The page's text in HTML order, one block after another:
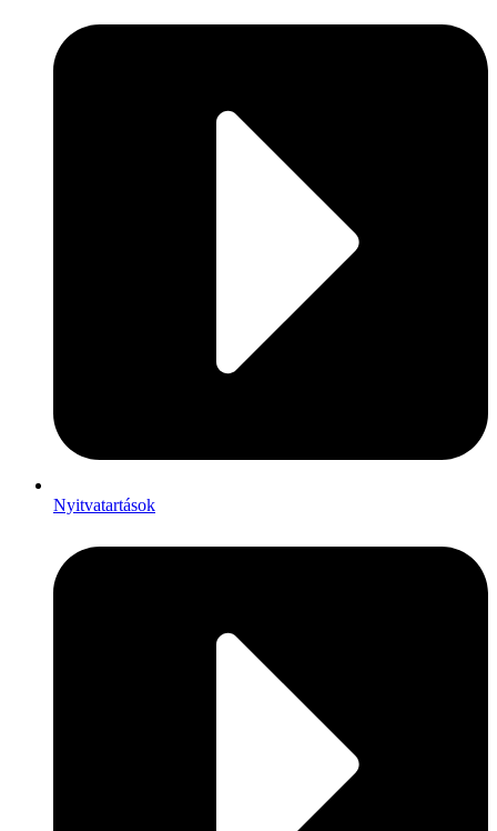
Nyitvatartások